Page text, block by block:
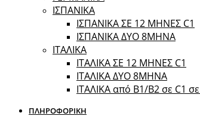
ΙΣΠΑΝΙΚΑ
ΙΣΠΑΝΙΚΑ ΣΕ 12 ΜΗΝΕΣ C1
ΙΣΠΑΝΙΚΑ ΔΥΟ 8ΜΗΝΑ
ΙΤΑΛΙΚΑ
ΙΤΑΛΙΚΑ ΣΕ 12 ΜΗΝΕΣ C1
ΙΤΑΛΙΚΑ ΔΥΟ 8ΜΗΝΑ
ΙΤΑΛΙΚΑ από B1/B2 σε C1
ΠΛΗΡΟΦΟΡΙΚΗ